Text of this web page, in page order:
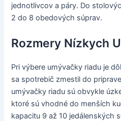
jednotlivcov a páry. Do
2 do 8 obedových súprav.
Rozmery Nízkych
Pri výbere umývačky riadu je
sa spotrebič zmestil do
umývačky riadu sú obvykle
ktoré sú vhodné do menších
kapacitu 9 až 10 jedálenských